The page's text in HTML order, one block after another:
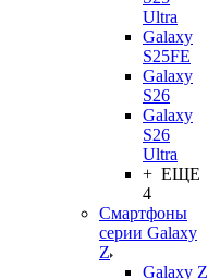
Ultra
Galaxy
S25FE
Galaxy
S26
Galaxy
S26
Ultra
+ ЕЩЕ
4
Смартфоны
серии Galaxy
Z
Galaxy Z